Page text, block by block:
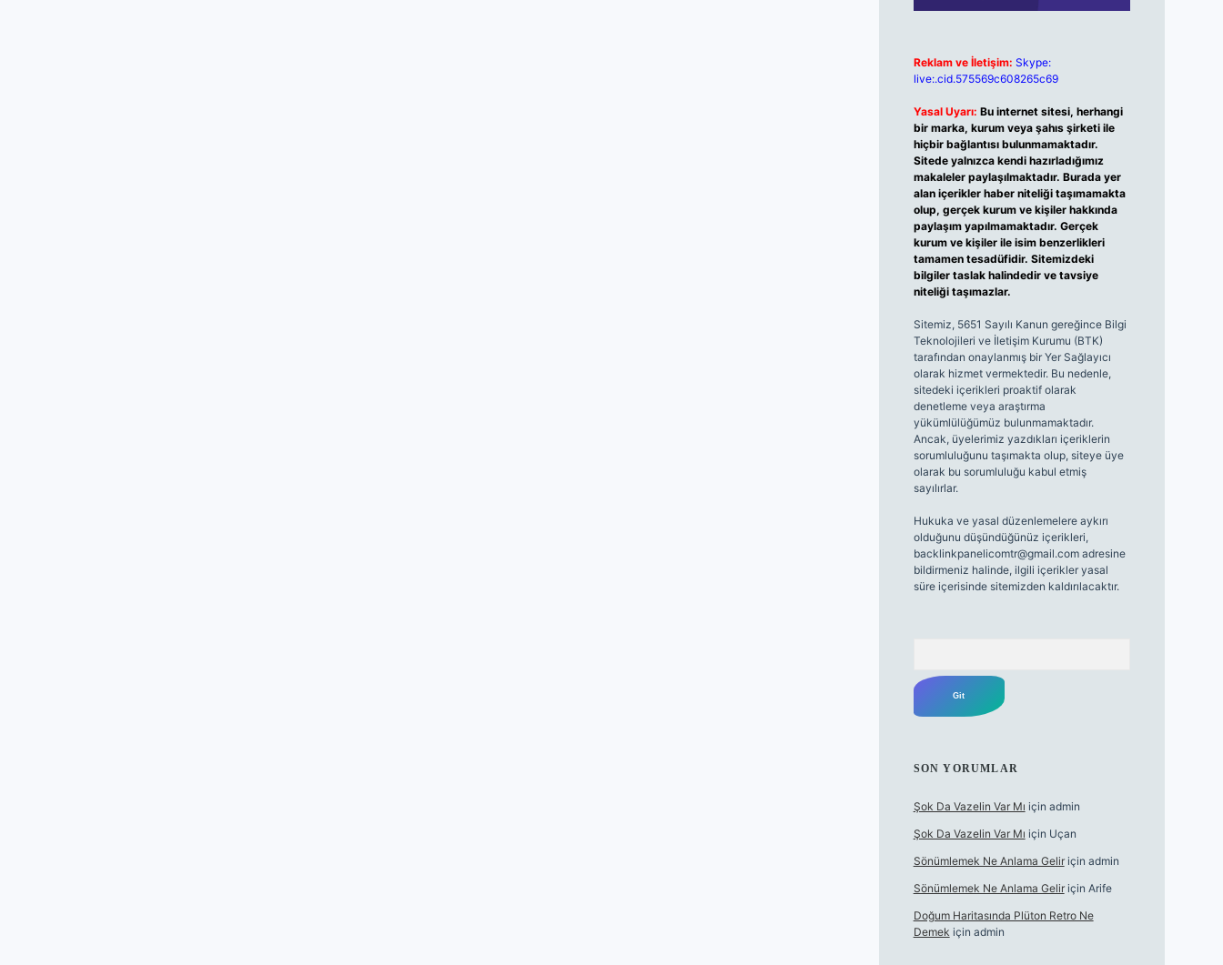
Reklam ve İletişim: Skype:
live:.cid.575569c608265c69
Yasal Uyarı: Bu internet sitesi, herhangi
bir marka, kurum veya şahıs şirketi ile
hiçbir bağlantısı bulunmamaktadır.
Sitede yalnızca kendi hazırladığımız
makaleler paylaşılmaktadır. Burada yer
alan içerikler haber niteliği taşımamakta
olup, gerçek kurum ve kişiler hakkında
paylaşım yapılmamaktadır. Gerçek
kurum ve kişiler ile isim benzerlikleri
tamamen tesadüfidir. Sitemizdeki
bilgiler taslak halindedir ve tavsiye
niteliği taşımazlar.
Sitemiz, 5651 Sayılı Kanun gereğince Bilgi
Teknolojileri ve İletişim Kurumu (BTK)
tarafından onaylanmış bir Yer Sağlayıcı
olarak hizmet vermektedir. Bu nedenle,
sitedeki içerikleri proaktif olarak
denetleme veya araştırma
yükümlülüğümüz bulunmamaktadır.
Ancak, üyelerimiz yazdıkları içeriklerin
sorumluluğunu taşımakta olup, siteye üye
olarak bu sorumluluğu kabul etmiş
sayılırlar.
Hukuka ve yasal düzenlemelere aykırı
olduğunu düşündüğünüz içerikleri,
backlinkpanelicomtr@gmail.comadresine
bildirmeniz halinde, ilgili içerikler yasal
süre içerisinde sitemizden kaldırılacaktır.
SON YORUMLAR
Şok Da Vazelin Var Mı için admin
Şok Da Vazelin Var Mı için Uçan
Sönümlemek Ne Anlama Geliriçin admin
Sönümlemek Ne Anlama Geliriçin Arife
Doğum Haritasında Plüton Retro Ne
Demek için admin